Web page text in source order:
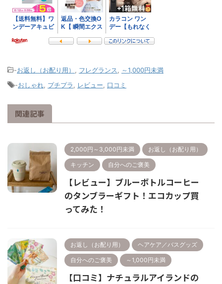
-お返し（お配り用） フレグランス
～1,000円未満
-おしゃれ プチプラ レビュー 口コミ
関連記事
2,000円～3,000円未満 お返し（お配り用）
キッチン 自分へのご褒美
【レビュー】ブルーボトルコーヒー
のタンブラーギフト！エコカップ買
ってみた！
お返し（お配り用） ヘアケア／バスグッズ
自分へのご褒美 ～1,000円未満
【口コミ】ナチュラルアイランドの